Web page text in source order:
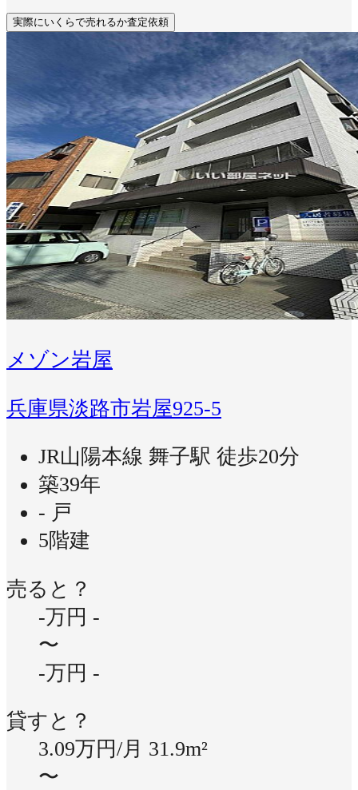
実際にいくらで売れるか査定依頼
メゾン岩屋
兵庫県淡路市岩屋925-5
JR山陽本線 舞子駅 徒歩20分
築39年
- 戸
5階建
売ると？
-万円 -
〜
-万円 -
貸すと？
3.09万円/月 31.9m²
〜